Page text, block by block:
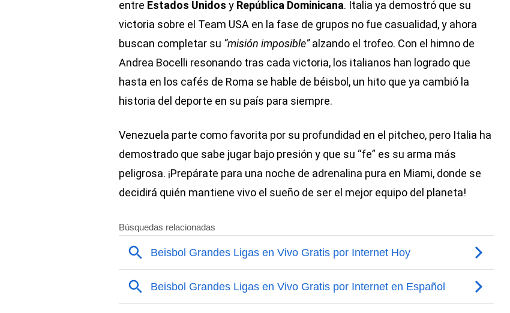
entre Estados Unidos y República Dominicana. Italia ya demostró que su
victoria sobre el Team USA en la fase de grupos no fue casualidad, y ahora
buscan completar su “misión imposible”alzando el trofeo. Con el himno de
Andrea Bocelli resonando tras cada victoria, los italianos han logrado que
hasta en los cafés de Roma se hable de béisbol, un hito que ya cambió la
historia del deporte en su país para siempre.
Venezuela parte como favorita por su profundidad en el pitcheo, pero Italia ha
demostrado que sabe jugar bajo presión y que su “fe” es su arma más
peligrosa. ¡Prepárate para una noche de adrenalina pura en Miami, donde se
decidirá quién mantiene vivo el sueño de ser el mejor equipo del planeta!